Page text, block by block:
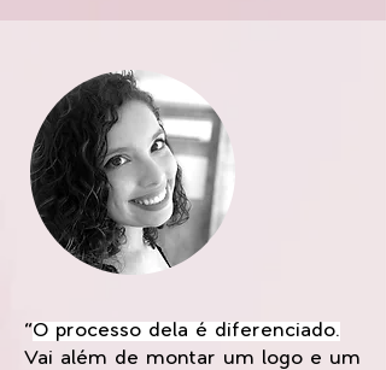
“O processo dela é diferenciado.
Vai além de montar um logo e um